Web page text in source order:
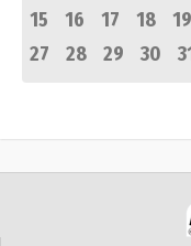
15
16 17 18 19
27
28 29 30